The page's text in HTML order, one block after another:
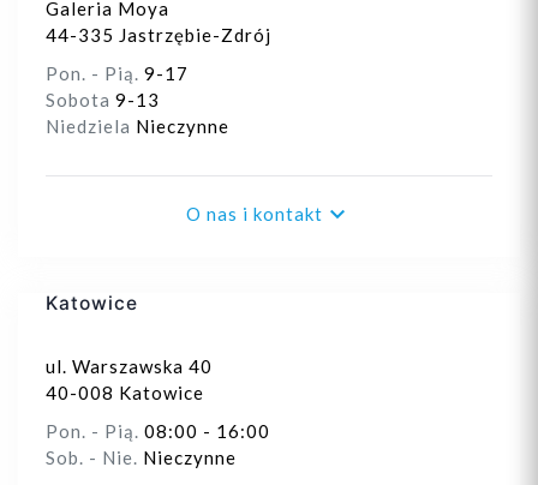
Galeria Moya
44-335 Jastrzębie-Zdrój
Pon. - Pią. 9-17
Sobota 9-13
Niedziela Nieczynne
O nas i kontakt 
Katowice
ul. Warszawska 40
40-008 Katowice
Pon. - Pią. 08:00 - 16:00
Sob. - Nie. Nieczynne